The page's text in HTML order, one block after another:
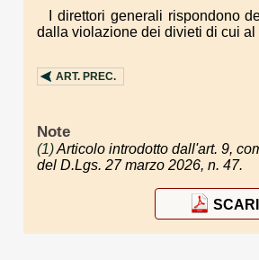
I direttori generali rispondono
dalla violazione dei divieti di cui al
ART. PREC.
Note
(1)Articolo introdotto dall'art. 9,
del D.Lgs. 27 marzo 2026, n. 47.